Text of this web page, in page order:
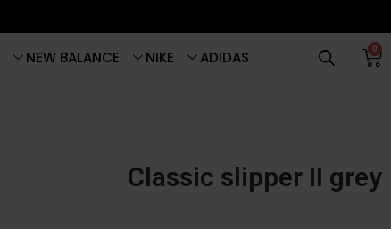
0
ADIDAS
NIKE
NEW BALANCE
Classic slipper II grey